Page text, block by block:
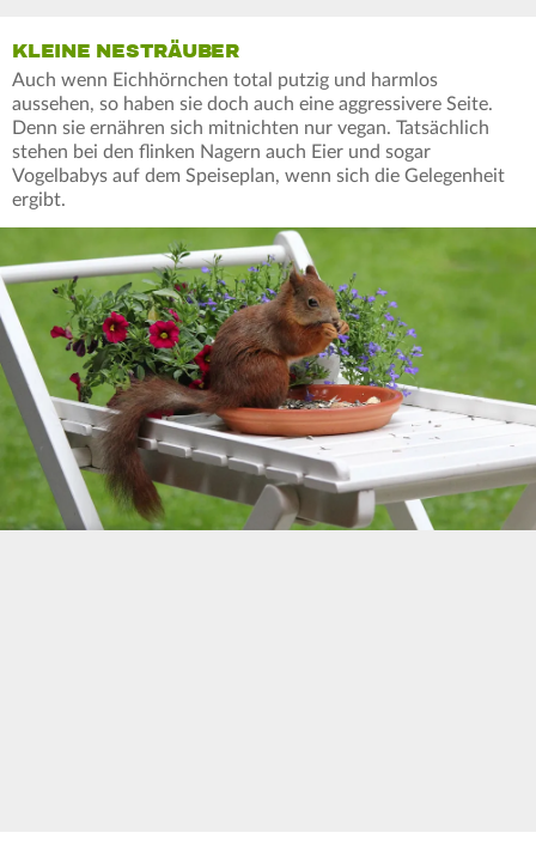
KLEINE NESTRÄUBER
Auch wenn Eichhörnchen total putzig und harmlos
aussehen, so haben sie doch auch eine aggressivere Seite.
Denn sie ernähren sich mitnichten nur vegan. Tatsächlich
stehen bei den flinken Nagern auch Eier und sogar
Vogelbabys auf dem Speiseplan, wenn sich die Gelegenheit
ergibt.